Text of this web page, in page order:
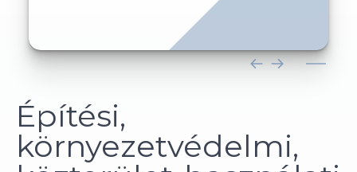
Építési,
környezetvédelmi,